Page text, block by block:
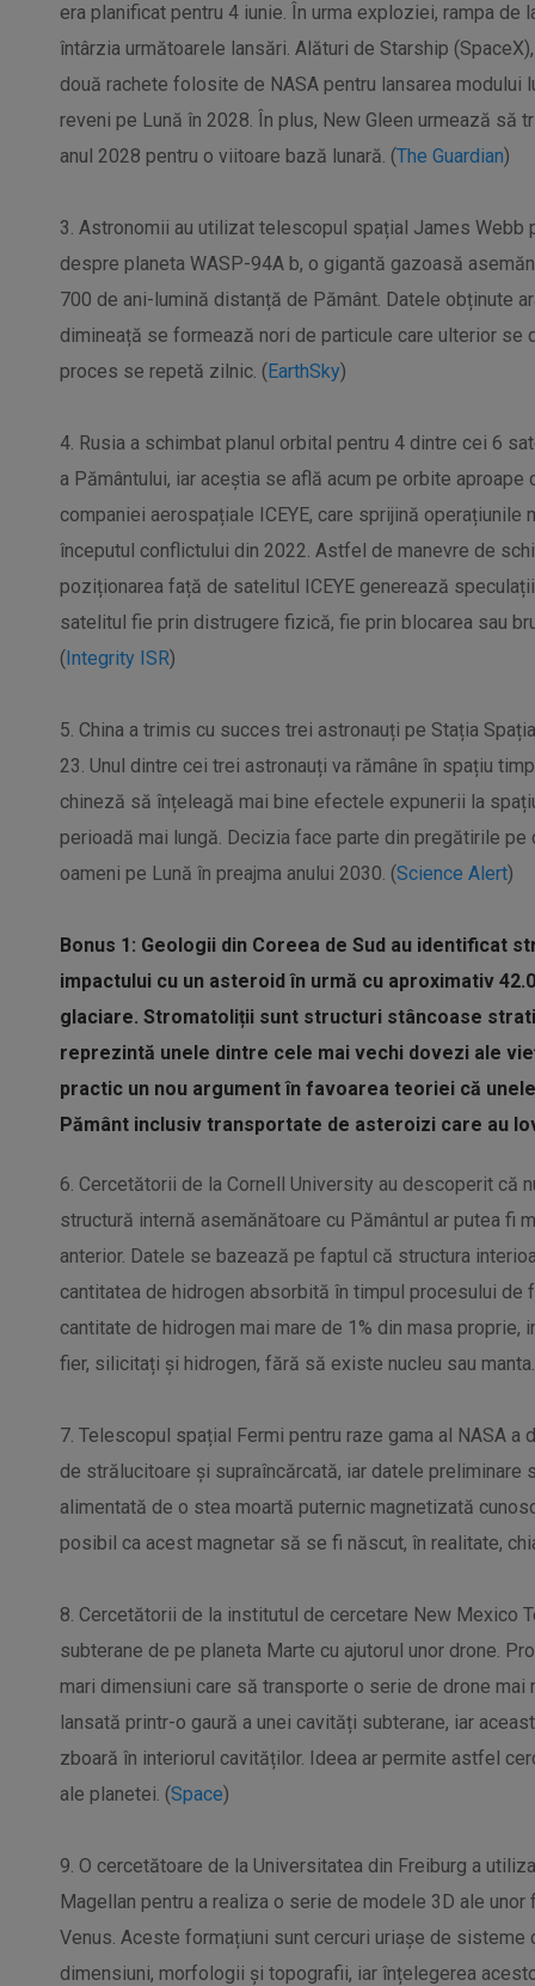
era planificat pentru 4 iunie. În urma exploziei, rampa de
întârzia următoarele lansări. Alături de Starship
două rachete folosite de NASA pentru lansarea modului
reveni pe Lună în 2028. În plus, New Gleen urmează să
anul 2028 pentru o viitoare bază lunară. (The Guardian)
3. Astronomii au utilizat telescopul spațial James Webb
despre planeta WASP-94A b, o gigantă gazoasă
700 de ani-lumină distanță de Pământ. Datele obținute
dimineață se formează nori de particule care ulterior
proces se repetă zilnic. (EarthSky)
4. Rusia a schimbat planul orbital pentru 4 dintre cei 6
a Pământului, iar aceștia se află acum pe orbite
companiei aerospațiale ICEYE, care sprijină
începutul conflictului din 2022. Astfel de manevre de
poziționarea față de satelitul ICEYE generează
satelitul fie prin distrugere fizică, fie prin blocarea sau
(Integrity ISR)
5. China a trimis cu succes trei astronauți pe Stația
23. Unul dintre cei trei astronauți va rămâne în spațiu
chineză să înțeleagă mai bine efectele expunerii la
perioadă mai lungă. Decizia face parte din pregătirile pe
oameni pe Lună în preajma anului 2030. (Science Alert)
Bonus 1: Geologii din Coreea de Sud au identificat
impactului cu un asteroid în urmă cu aproximativ
glaciare. Stromatoliții sunt structuri stâncoase
reprezintă unele dintre cele mai vechi dovezi ale
practic un nou argument în favoarea teoriei că
Pământ inclusiv transportate de asteroizi care au
6. Cercetătorii de la Cornell University au descoperit că
structură internă asemănătoare cu Pământul ar putea fi
anterior. Datele se bazează pe faptul că structura
cantitatea de hidrogen absorbită în timpul procesului de
cantitate de hidrogen mai mare de 1% din masa
fier, silicitați și hidrogen, fără să existe nucleu sau
7. Telescopul spațial Fermi pentru raze gama al NASA
de strălucitoare și supraîncărcată, iar datele preliminare
alimentată de o stea moartă puternic magnetizată
posibil ca acest magnetar să se fi născut, în realitate,
8. Cercetătorii de la institutul de cercetare New Mexico
subterane de pe planeta Marte cu ajutorul unor drone.
mari dimensiuni care să transporte o serie de drone mai
lansată printr-o gaură a unei cavități subterane, iar
zboară în interiorul cavităților. Ideea ar permite astfel
ale planetei. (Space)
9. O cercetătoare de la Universitatea din Freiburg a
Magellan pentru a realiza o serie de modele 3D ale
Venus. Aceste formațiuni sunt cercuri uriașe de
dimensiuni, morfologii și topografii, iar înțelegerea